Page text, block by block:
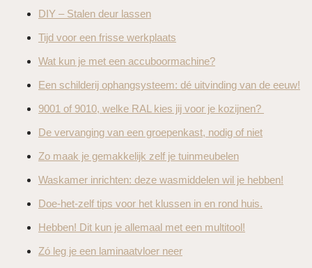
DIY – Stalen deur lassen
Tijd voor een frisse werkplaats
Wat kun je met een accuboormachine?
Een schilderij ophangsysteem: dé uitvinding van de eeuw!
9001 of 9010, welke RAL kies jij voor je kozijnen?
De vervanging van een groepenkast, nodig of niet
Zo maak je gemakkelijk zelf je tuinmeubelen
Waskamer inrichten: deze wasmiddelen wil je hebben!
Doe-het-zelf tips voor het klussen in en rond huis.
Hebben! Dit kun je allemaal met een multitool!
Zó leg je een laminaatvloer neer